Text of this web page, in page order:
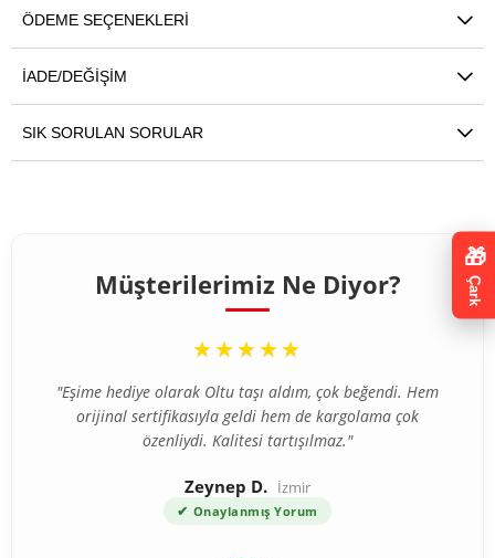
ÖDEME SEÇENEKLERI
İADE/DEĞIŞIM
SIK SORULAN SORULAR
Müşterilerimiz Ne Diyor?
“
★★★★★
"Eşime hediye olarak Oltu taşı aldım, çok beğendi. Hem
orijinal sertifikasıyla geldi hem de kargolama çok
özenliydi. Kalitesi tartışılmaz."
Zeynep D. İzmir
✔ Onaylanmış Yorum
🎁
Çark